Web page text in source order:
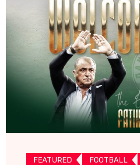
FEATURED FOOTBALL